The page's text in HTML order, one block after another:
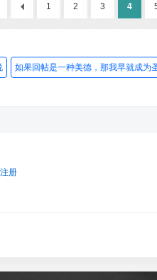
1 2 3 4
如果回帖是一种美德，那我早就成为
册